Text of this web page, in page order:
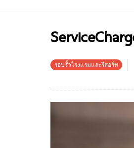
รอบรั้วโรงแรมและรีสอร์ท